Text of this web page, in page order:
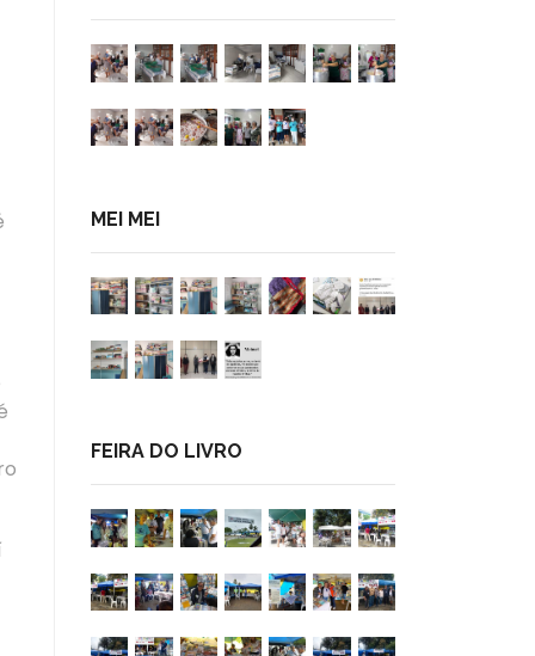
MEI MEI
FEIRA DO LIVRO